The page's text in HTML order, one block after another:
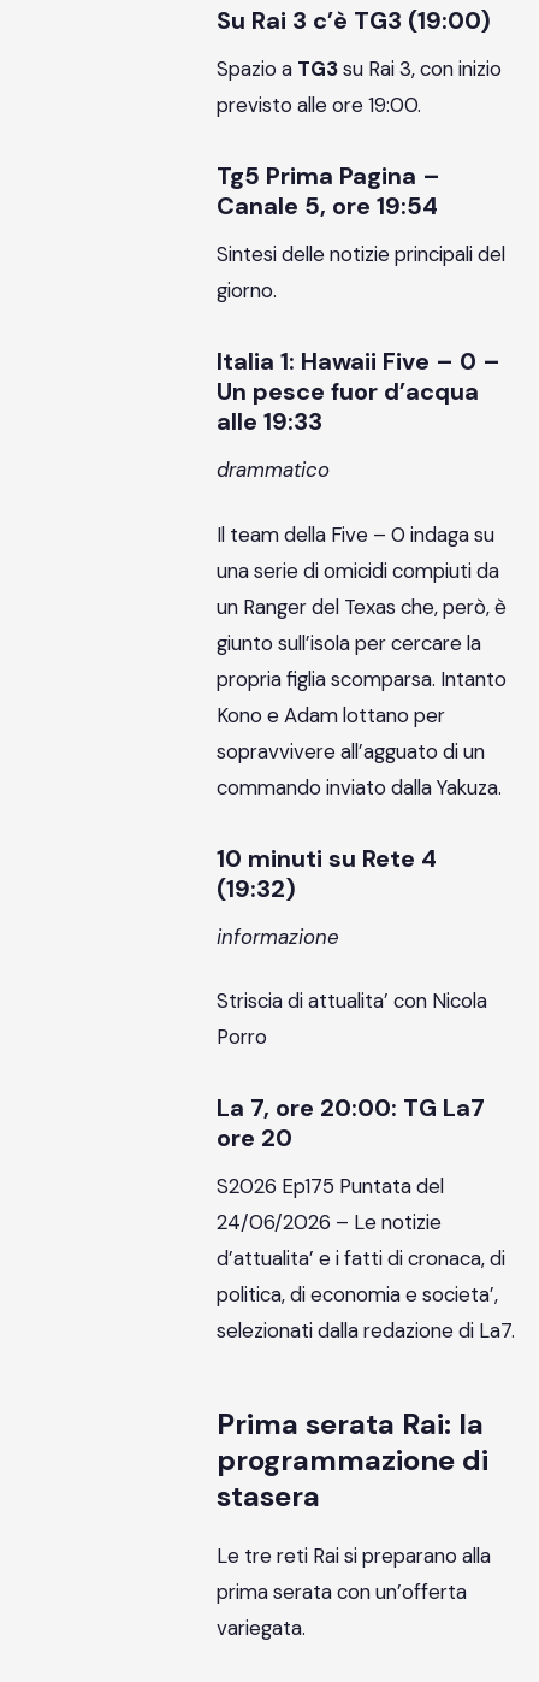
Su Rai 3 c’è TG3 (19:00)
Spazio a TG3su Rai 3, con inizio
previsto alle ore 19:00.
Tg5 Prima Pagina –
Canale 5, ore 19:54
Sintesi delle notizie principali del
giorno.
Italia 1: Hawaii Five – 0 –
Un pesce fuor d’acqua
alle 19:33
drammatico
Il team della Five – 0 indaga su
una serie di omicidi compiuti da
un Ranger del Texas che, però, è
giunto sull’isola per cercare la
propria figlia scomparsa. Intanto
Kono e Adam lottano per
sopravvivere all’agguato di un
commando inviato dalla Yakuza.
10 minuti su Rete 4
(19:32)
informazione
Striscia di attualita’ con Nicola
Porro
La 7, ore 20:00: TG La7
ore 20
S2026 Ep175 Puntata del
24/06/2026 – Le notizie
d’attualita’ e i fatti di cronaca, di
politica, di economia e societa’,
selezionati dalla redazione di La7.
Prima serata Rai: la
programmazione di
stasera
Le tre reti Rai si preparano alla
prima serata con un’offerta
variegata.